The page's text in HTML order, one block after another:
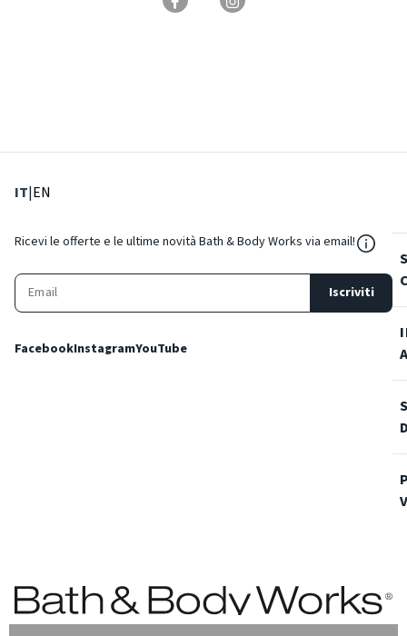
IT: Lingua corrente
|EN
Ricevi le offerte e le ultime novità Bath & Body Works via email!
Iscriviti
FacebookInstagramYouTube